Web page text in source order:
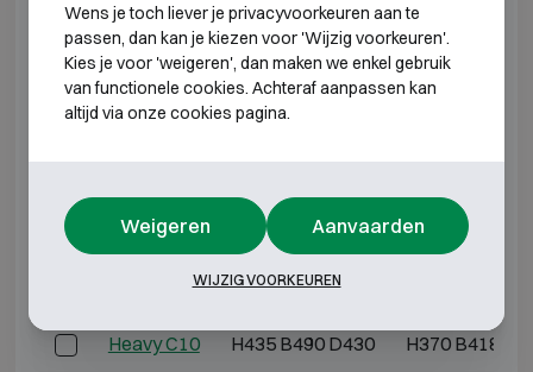
C71 H1020 B500 D420 H940 B411 D305
C101 H1400 B400 D420 H1320 B311 D305
INBRAAKWEREND KLASSE 1 BRANDWEREND
30P
Buitenmaten (mm)
Heavy C10 H435 B490 D430 H370 B418
Wens je toch liever je privacyvoorkeuren aan te
passen, dan kan je kiezen voor 'Wijzig voorkeuren'.
Kies je voor 'weigeren', dan maken we enkel gebruik
van functionele cookies. Achteraf aanpassen kan
altijd via onze cookies pagina.
Weigeren Aanvaarden
WIJZIG VOORKEUREN